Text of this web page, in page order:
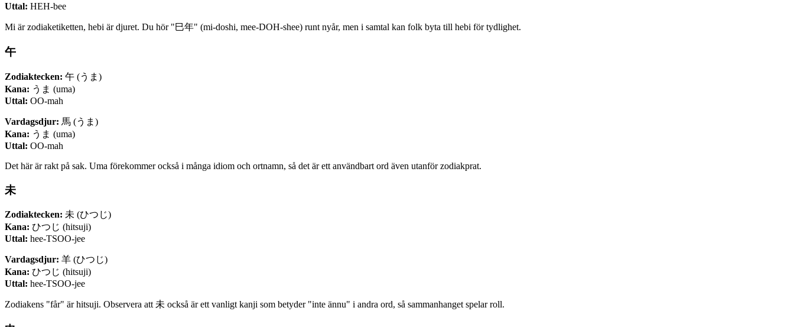
Uttal: HEH-bee
Mi är zodiaketiketten, hebi är djuret. Du hör "巳年" (mi-doshi, mee-DOH-shee) runt nyår, men i samtal kan folk byta till hebi för tydlighet.
午
Zodiaktecken: 午 (うま)
Kana: うま (uma)
Uttal: OO-mah
Vardagsdjur: 馬 (うま)
Kana: うま (uma)
Uttal: OO-mah
Det här är rakt på sak. Uma förekommer också i många idiom och ortnamn, så det är ett användbart ord även utanför zodiakprat.
未
Zodiaktecken: 未 (ひつじ)
Kana: ひつじ (hitsuji)
Uttal: hee-TSOO-jee
Vardagsdjur: 羊 (ひつじ)
Kana: ひつじ (hitsuji)
Uttal: hee-TSOO-jee
Zodiakens "får" är hitsuji. Observera att 未 också är ett vanligt kanji som betyder "inte ännu" i andra ord, så sammanhanget spelar roll.